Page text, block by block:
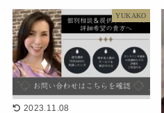
YUKAKO
2023.11.08